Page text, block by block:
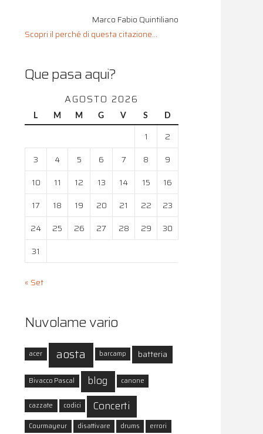
Marco Fabio Quintiliano
Scopri il perché di questa citazione...
Que pasa aqui?
AGOSTO 2026
L M M G V S D
1
2
3
4 5 6 7 8
9
10
11 12 13 14 15
16
17
18 19 20 21 22
23
24
25 26 27 28 29
30
31
« Set
Nuvolame vario
acer aosta barcamp batteria
Bivacco Pascal blog canone
cazzate codici Concerti
Courmayeur disattivare drums
errori